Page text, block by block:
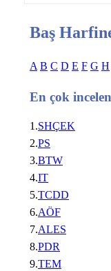
Baş
A B C D E F G H
En çok
1.SHÇEK
2.PS
3.BTW
4.IT
5.TCDD
6.AÖF
7.ALES
8.PDR
9.TEM